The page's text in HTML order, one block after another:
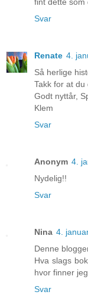
fint dette som
Svar
Renate 4.
Så herlige
Takk for at
Godt nyttår,
Klem
Svar
Anonym 4.
Nydelig!!
Svar
Nina 4.
Denne
Hva slags
hvor finner
Svar